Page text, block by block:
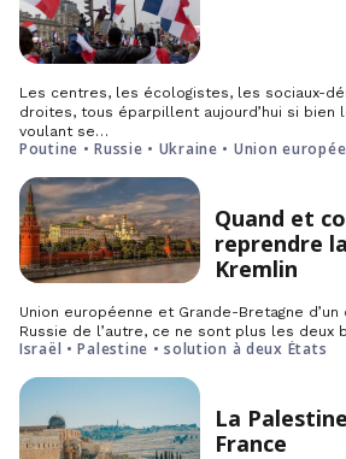
Les centres, les écologistes, les sociaux-
droites, tous éparpillent aujourd’hui si bien
voulant se…
Poutine • Russie • Ukraine • Union
Quand et
reprendre
Kremlin
Union européenne et Grande-Bretagne
Russie de l’autre, ce ne sont plus les deux
Israël • Palestine • solution à deux États
La
France